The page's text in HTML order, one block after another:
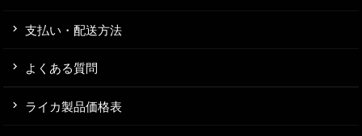
支払い・配送方法
よくある質問
ライカ製品価格表